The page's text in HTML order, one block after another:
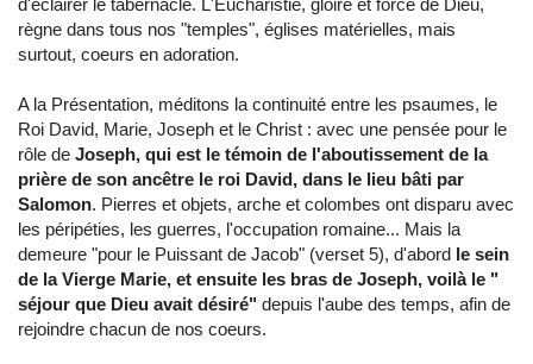
d'éclairer le tabernacle. L'Eucharistie, gloire et force de Dieu,
règne dans tous nos "temples", églises matérielles, mais
surtout, coeurs en adoration.
A la Présentation, méditons la continuité entre les psaumes, le
Roi David, Marie, Joseph et le Christ : avec une pensée pour le
rôle de Joseph, qui est le témoin de l'aboutissement de la
prière de son ancêtre le roi David, dans le lieu bâti par
Salomon. Pierres et objets, arche et colombes ont disparu avec
les péripéties, les guerres, l'occupation romaine... Mais la
demeure "pour le Puissant de Jacob" (verset 5), d'abord le sein
de la Vierge Marie, et ensuite les bras de Joseph, voilà le "
séjour que Dieu avait désiré" depuis l'aube des temps, afin de
rejoindre chacun de nos coeurs.